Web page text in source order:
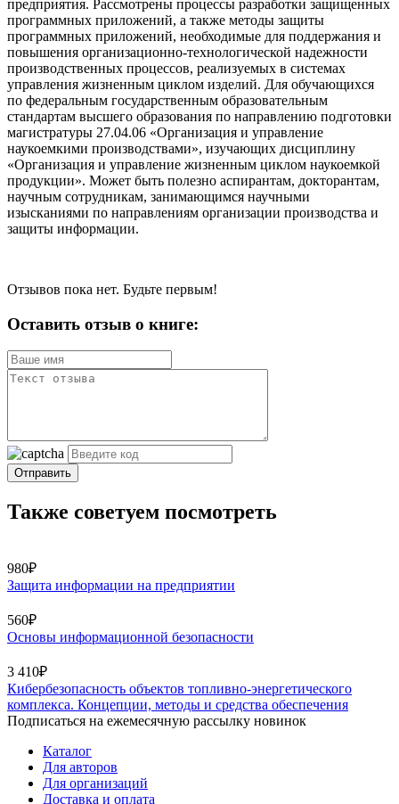
предприятия. Рассмотрены процессы разработки защищенных
программных приложений, а также методы защиты
программных приложений, необходимые для поддержания и
повышения организационно-технологической надежности
производственных процессов, реализуемых в системах
управления жизненным циклом изделий. Для обучающихся
по федеральным государственным образовательным
стандартам высшего образования по направлению подготовки
магистратуры 27.04.06 «Организация и управление
наукоемкими производствами», изучающих дисциплину
«Организация и управление жизненным циклом наукоемкой
продукции». Может быть полезно аспирантам, докторантам,
научным сотрудникам, занимающимся научными
изысканиями по направлениям организации производства и
защиты информации.
Отзывов пока нет. Будьте первым!
Оставить отзыв о книге:
Отправить
Также советуем посмотреть
980₽
Защита информации на предприятии
560₽
Основы информационной безопасности
3 410₽
Кибербезопасность объектов топливно-энергетического
комплекса. Концепции, методы и средства обеспечения
Подписаться на ежемесячную рассылку новинок
Каталог
Для авторов
Для организаций
Доставка и оплата